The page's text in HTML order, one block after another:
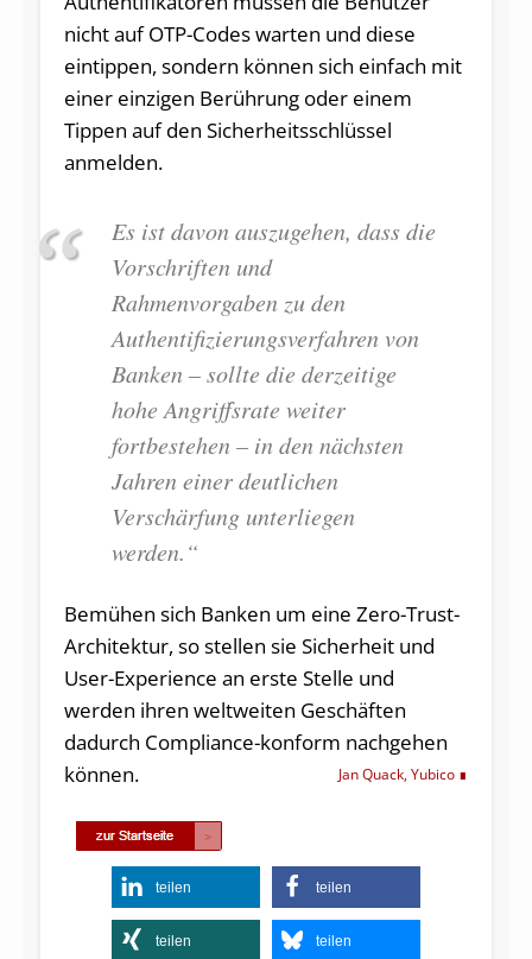
nicht auf OTP-Codes warten und diese
eintippen, sondern können sich einfach mit
einer einzigen Berührung oder einem
Tippen auf den Sicherheitsschlüssel
anmelden.
Es ist davon auszugehen, dass die
Vorschriften und
Rahmenvorgaben zu den
Authentifizierungsverfahren von
Banken – sollte die derzeitige
hohe Angriffsrate weiter
fortbestehen – in den nächsten
Jahren einer deutlichen
Verschärfung unterliegen
werden.“
Bemühen sich Banken um eine Zero-Trust-
Architektur, so stellen sie Sicherheit und
User-Experience an erste Stelle und
werden ihren weltweiten Geschäften
dadurch Compliance-konform nachgehen
können.
Jan Quack, Yubico
teilen teilen
teilen teilen